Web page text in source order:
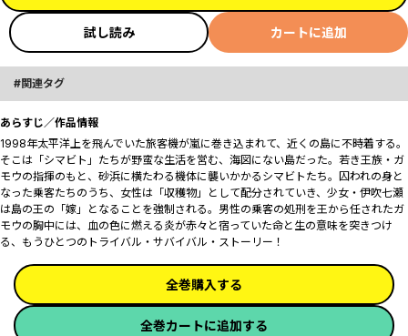
試し読み カートに追加
関連タグ
あらすじ／作品情報
1998年――太平洋上を飛んでいた旅客機が嵐に巻き込まれて、近くの島に不時着する。
そこは「シマビト」たちが野蛮な生活を営む、海図にない島だった。若き王族・ガ
モウの指揮のもと、砂浜に横たわる機体に襲いかかるシマビトたち。囚われの身と
なった乗客たちのうち、女性は「収穫物」として配分されていき、少女・伊吹七瀬
は島の王の「嫁」となることを強制される。男性の乗客の処刑を王から任されたガ
モウの胸中には、血の色に燃える炎が赤々と宿っていた――命と生の意味を突きつけ
る、もうひとつのトライバル・サバイバル・ストーリー！
全巻購入する
全巻カートに追加する